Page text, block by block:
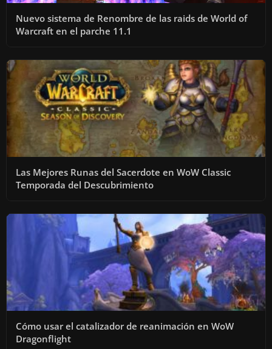
Nuevo sistema de Renombre de las raids de World of
Warcraft en el parche 11.1
Las Mejores Runas del Sacerdote en WoW Classic
Temporada del Descubrimiento
Cómo usar el catalizador de reanimación en WoW
Dragonflight